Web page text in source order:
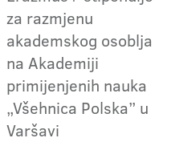
za razmjenu
akademskog osoblja
na Akademiji
primijenjenih nauka
„Všehnica Polska” u
Varšavi